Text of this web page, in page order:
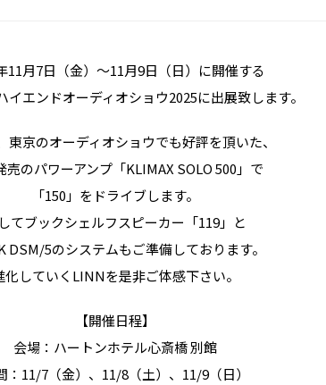
11月7日（金）～11月9日（日）に開催する
イエンドオーディオショウ2025に出展致します。
東京のオーディオショウでも好評を頂いた、
売のパワーアンプ「KLIMAX SOLO 500」で
「150」をドライブします。
てブックシェルフスピーカー「119」と
DSM/5のシステムもご準備しております。
化していくLINNを是非ご体感下さい。
【開催日程】
会場：ハートンホテル心斎橋 別館
：11/7（金）、11/8（土）、11/9（日）